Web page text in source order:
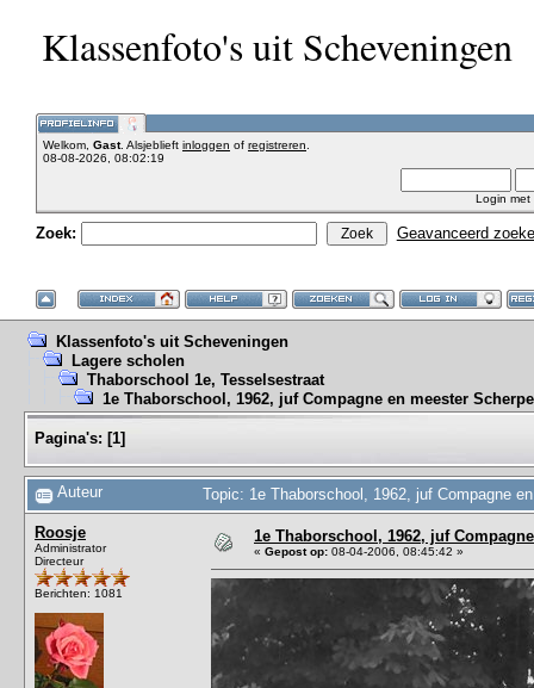
Klassenfoto's uit Scheveningen
Welkom, Gast. Alsjeblieft inloggen of registreren
08-08-2026, 08:02:19
Login met
Zoek: Geavanceerd
Klassenfoto's uit Scheveningen
Lagere scholen
Thaborschool 1e, Tesselsestraat
1e Thaborschool, 1962, juf Compagne en meester
Pagina's: [1]
Auteur Topic: 1e Thaborschool, 1962, juf Compagne
Roosje
Administrator
Directeur
Berichten: 1081
1e Thaborschool, 1962, juf
« Gepost op: 08-04-2006, 08:45:42 »